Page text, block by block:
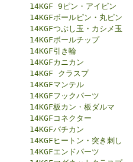
14KGF 9ピン・アイピン
14KGFボールピン・丸ピン
14KGFつぶし玉・カシメ玉
14KGFボールチップ
14KGF引き輪
14KGFカニカン
14KGF クラスプ
14KGFマンテル
14KGFフックパーツ
14KGF板カン・板ダルマ
14KGFコネクター
14KGFバチカン
14KGFヒートン・突き刺し
14KGFエンドパーツ